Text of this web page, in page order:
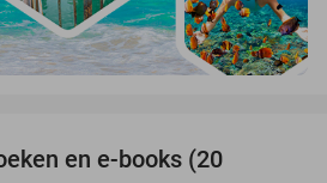
en e-books (20